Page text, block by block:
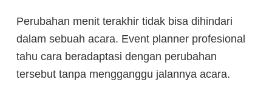
Perubahan menit terakhir tidak bisa dihindari
dalam sebuah acara. Event planner profesional
tahu cara beradaptasi dengan perubahan
tersebut tanpa mengganggu jalannya acara.